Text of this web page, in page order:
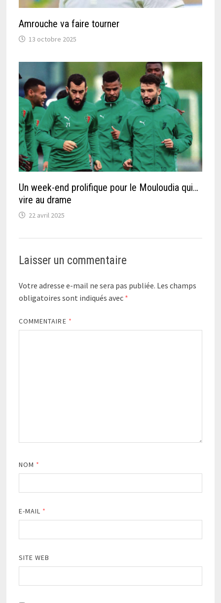
Amrouche va faire tourner
13 octobre 2025
Un week-end prolifique pour le Mouloudia qui…
vire au drame
22 avril 2025
Laisser un commentaire
Votre adresse e-mail ne sera pas publiée. Les champs
obligatoires sont indiqués avec *
COMMENTAIRE *
NOM *
E-MAIL *
SITE WEB